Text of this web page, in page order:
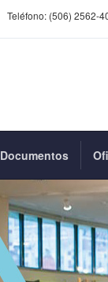
Teléfono: (506) 2562-
Documentos